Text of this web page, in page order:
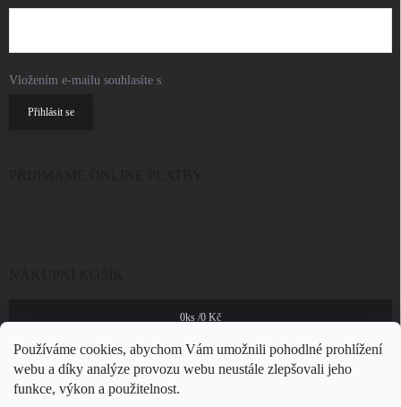
Používáme cookies, abychom Vám umožnili pohodlné prohlížení
webu a díky analýze provozu webu neustále zlepšovali jeho
funkce, výkon a použitelnost.
Vložením e-mailu souhlasíte s
Přihlásit se
0ks /0 Kč